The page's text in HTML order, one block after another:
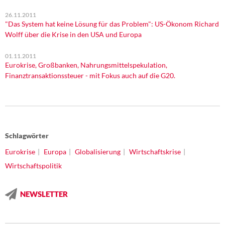
26.11.2011
"Das System hat keine Lösung für das Problem": US-Ökonom Richard
Wolff über die Krise in den USA und Europa
01.11.2011
Eurokrise, Großbanken, Nahrungsmittelspekulation,
Finanztransaktionssteuer - mit Fokus auch auf die G20.
Schlagwörter
Eurokrise
Europa Globalisierung
Wirtschaftskrise
Wirtschaftspolitik
NEWSLETTER